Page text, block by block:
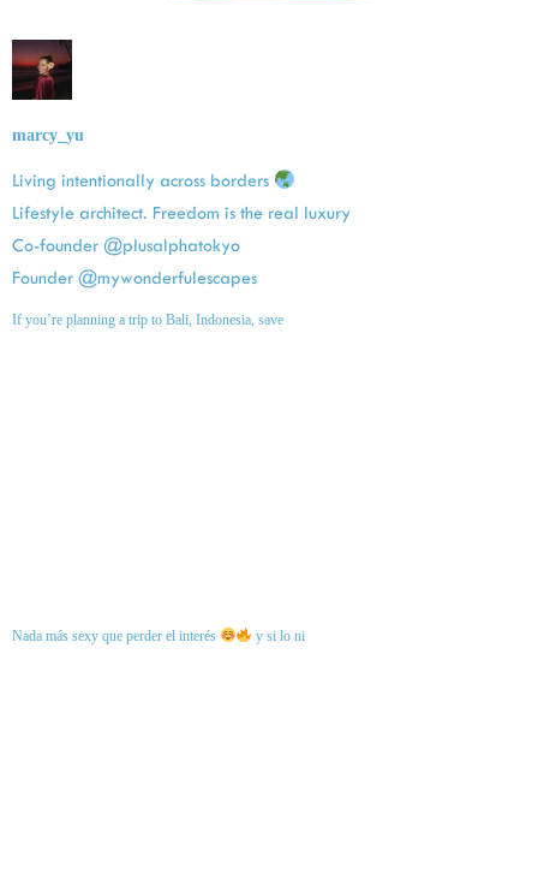
marcy_yu
Living intentionally across borders
Lifestyle architect. Freedom is the real luxury
Co-founder @plusalphatokyo
Founder @mywonderfulescapes
If you’re planning a trip to Bali, Indonesia, save
Nada más sexy que perder el interés y si lo ni